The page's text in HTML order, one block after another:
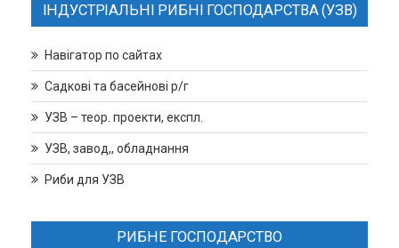
ІНДУСТРІАЛЬНІ РИБНІ ГОСПОДАРСТВА (УЗВ)
Навігатор по сайтах
Садкові та басейнові р/г
УЗВ – теор. проекти, експл.
УЗВ, завод,, обладнання
Риби для УЗВ
РИБНЕ ГОСПОДАРСТВО